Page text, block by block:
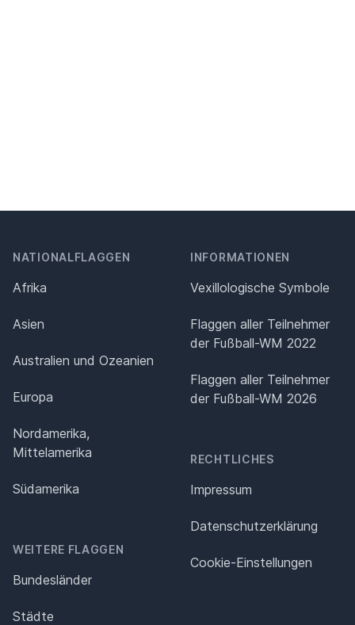
NATIONALFLAGGEN
Afrika
Asien
Australien und Ozeanien
Europa
Nordamerika,
Mittelamerika
Südamerika
WEITERE FLAGGEN
Bundesländer
Städte
INFORMATIONEN
Vexillologische Symbole
Flaggen aller Teilnehmer
der Fußball-WM 2022
Flaggen aller Teilnehmer
der Fußball-WM 2026
RECHTLICHES
Impressum
Datenschutz­erklärung
Cookie-Einstellungen